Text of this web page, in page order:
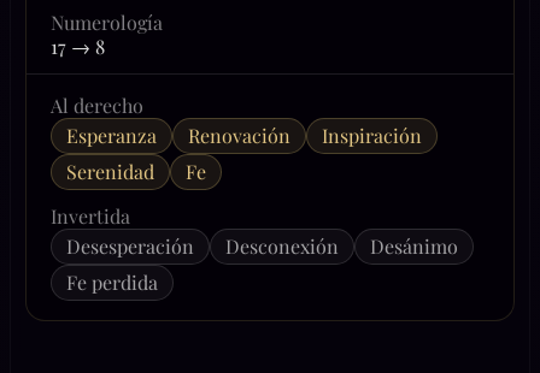
Numerología
17 → 8
Al derecho
Esperanza
Renovación
Inspiración
Serenidad
Fe
Invertida
Desesperación
Desconexión
Desánimo
Fe perdida